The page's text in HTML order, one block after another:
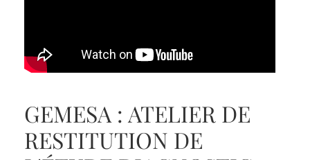
GEMESA : ATELIER DE
RESTITUTION DE